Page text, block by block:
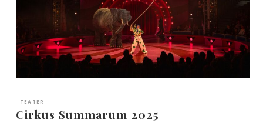
TEATER
Cirkus Summarum 2025